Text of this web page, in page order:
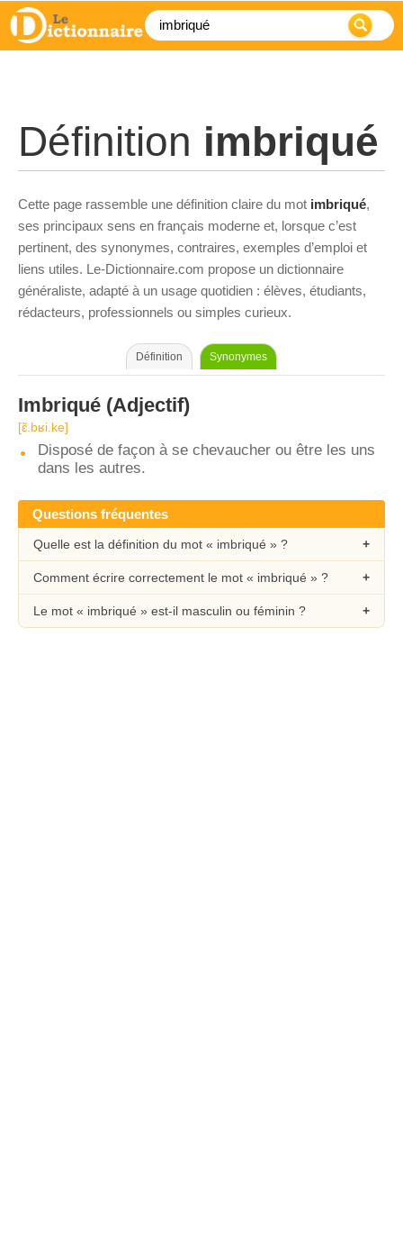
Définition imbriqué
Cette page rassemble une définition claire du mot imbriqué,
ses principaux sens en français moderne et, lorsque c’est
pertinent, des synonymes, contraires, exemples d’emploi et
liens utiles. Le-Dictionnaire.com propose un dictionnaire
généraliste, adapté à un usage quotidien : élèves, étudiants,
rédacteurs, professionnels ou simples curieux.
Définition Synonymes
Imbriqué (Adjectif)
[ɛ̃.bʁi.ke]
Disposé de façon à se chevaucher ou être les uns
dans les autres.
Questions fréquentes
Quelle est la définition du mot « imbriqué » ?
Comment écrire correctement le mot « imbriqué » ?
Le mot « imbriqué » est-il masculin ou féminin ?